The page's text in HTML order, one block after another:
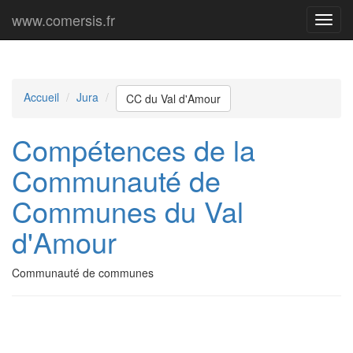
Menu
www.comersis.fr
Accueil Jura CC du Val d'Amour
Compétences de la
Communauté de
Communes du Val
d'Amour
Communauté de communes